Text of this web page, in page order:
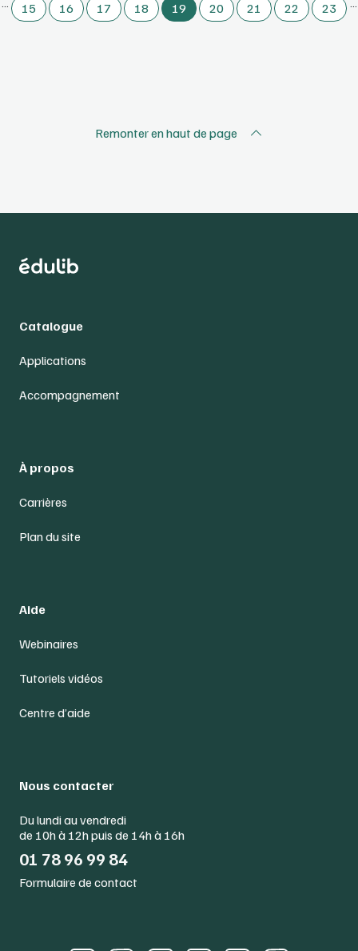
15 16 17 18 19 20 21 22 23
Remonter en haut de page
Catalogue
Applications
Accompagnement
À propos
Carrières
Plan du site
Aide
Webinaires
Tutoriels vidéos
Centre d’aide
Nous contacter
Du lundi au vendredi
de 10h à 12h puis de 14h à 16h
01 78 96 99 84
Formulaire de contact